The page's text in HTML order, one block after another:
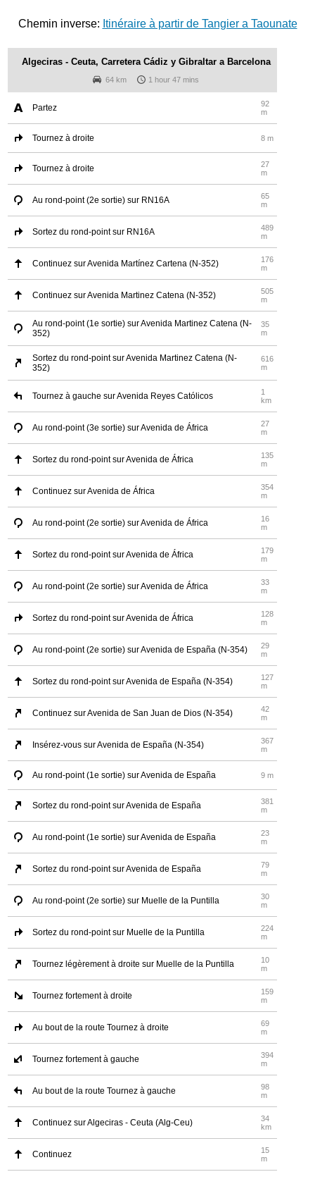
Chemin inverse: Itinéraire à partir de Tangier a Taounate
Algeciras - Ceuta, Carretera Cádiz y Gibraltar a Barcelona
64 km 1 hour 47 mins
Partez
92
m
Tournez à droite 8 m
Tournez à droite
27
m
Au rond-point (2e sortie) sur RN16A
65
m
Sortez du rond-point sur RN16A
489
m
Continuez sur Avenida Martínez Cartena (N-352)
176
m
Continuez sur Avenida Martinez Catena (N-352)
505
m
Au rond-point (1e sortie) sur Avenida Martinez Catena (N-
352)
35
m
Sortez du rond-point sur Avenida Martinez Catena (N-
352)
616
m
Tournez à gauche sur Avenida Reyes Católicos
1
km
Au rond-point (3e sortie) sur Avenida de África
27
m
Sortez du rond-point sur Avenida de África
135
m
Continuez sur Avenida de África
354
m
Au rond-point (2e sortie) sur Avenida de África
16
m
Sortez du rond-point sur Avenida de África
179
m
Au rond-point (2e sortie) sur Avenida de África
33
m
Sortez du rond-point sur Avenida de África
128
m
Au rond-point (2e sortie) sur Avenida de España (N-354)
29
m
Sortez du rond-point sur Avenida de España (N-354)
127
m
Continuez sur Avenida de San Juan de Dios (N-354)
42
m
Insérez-vous sur Avenida de España (N-354)
367
m
Au rond-point (1e sortie) sur Avenida de España 9 m
Sortez du rond-point sur Avenida de España
381
m
Au rond-point (1e sortie) sur Avenida de España
23
m
Sortez du rond-point sur Avenida de España
79
m
Au rond-point (2e sortie) sur Muelle de la Puntilla
30
m
Sortez du rond-point sur Muelle de la Puntilla
224
m
Tournez légèrement à droite sur Muelle de la Puntilla
10
m
Tournez fortement à droite
159
m
Au bout de la route Tournez à droite
69
m
Tournez fortement à gauche
394
m
Au bout de la route Tournez à gauche
98
m
Continuez sur Algeciras - Ceuta (Alg-Ceu)
34
km
Continuez
15
m